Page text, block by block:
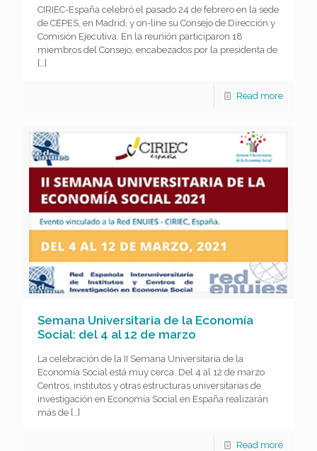
CIRIEC-España celebró el pasado 24 de febrero en la sede
de CEPES, en Madrid, y on-line su Consejo de Dirección y
Comisión Ejecutiva. En la reunión participaron 18
miembros del Consejo, encabezados por la presidenta de
[…]
Read more
Semana Universitaria de la Economía
Social: del 4 al 12 de marzo
La celebración de la II Semana Universitaria de la
Economía Social está muy cerca. Del 4 al 12 de marzo
Centros, institutos y otras estructuras universitarias de
investigación en Economía Social en España realizarán
más de […]
Read more